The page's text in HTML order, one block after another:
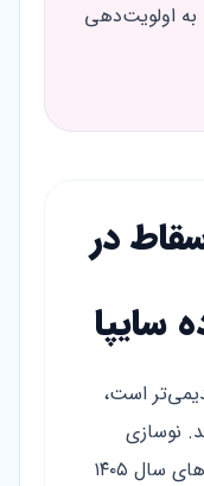
به اولویت‌دهی
در
سایپا
شما مدل ۱۳۸۵ یا قدیمی‌تر است،
نوسازی
ناوگان خودرویی کشور از اولویت‌های سال ۱۴۰۵